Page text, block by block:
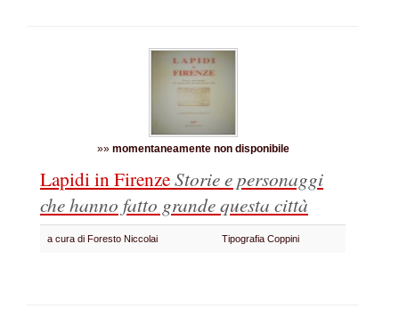
»» momentaneamente non disponibile
Lapidi in FirenzeStorie e personaggi
che hanno fatto grande questa città
a cura di Foresto Niccolai Tipografia Coppini